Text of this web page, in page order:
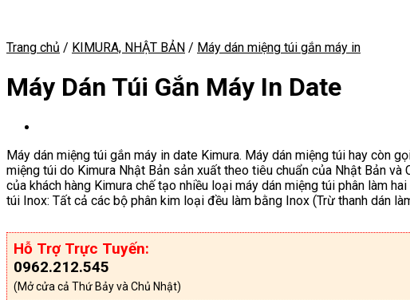
Trang chủ / KIMURA, NHẬT BẢN / Máy dán miệng túi gắn máy in
Máy Dán Túi Gắn Máy In Date
Máy dán miệng túi gắn máy in date Kimura. Máy dán miệng túi hay còn
miệng túi do Kimura Nhật Bản sản xuất theo tiêu chuẩn của Nhật Bản
của khách hàng Kimura chế tạo nhiều loại máy dán miệng túi phân làm
túi Inox: Tất cả các bộ phân kim loại đều làm bằng Inox (Trừ thanh dán
Hỗ Trợ Trực Tuyến:
0962.212.545
(Mở cửa cả Thứ Bảy và Chủ Nhật)